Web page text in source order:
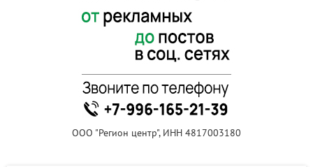
ООО "Регион центр", ИНН 4817003180